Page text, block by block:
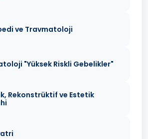
ve Travmatoloji
"Yüksek Riskli Gebelikler"
Rekonstrüktif ve Estetik